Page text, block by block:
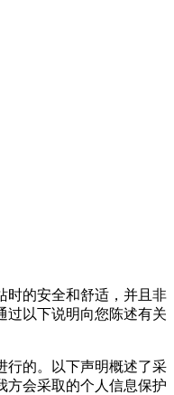
时的安全和舒适，并且非
过以下说明向您陈述有关
行的。以下声明概述了采
方会采取的个人信息保护